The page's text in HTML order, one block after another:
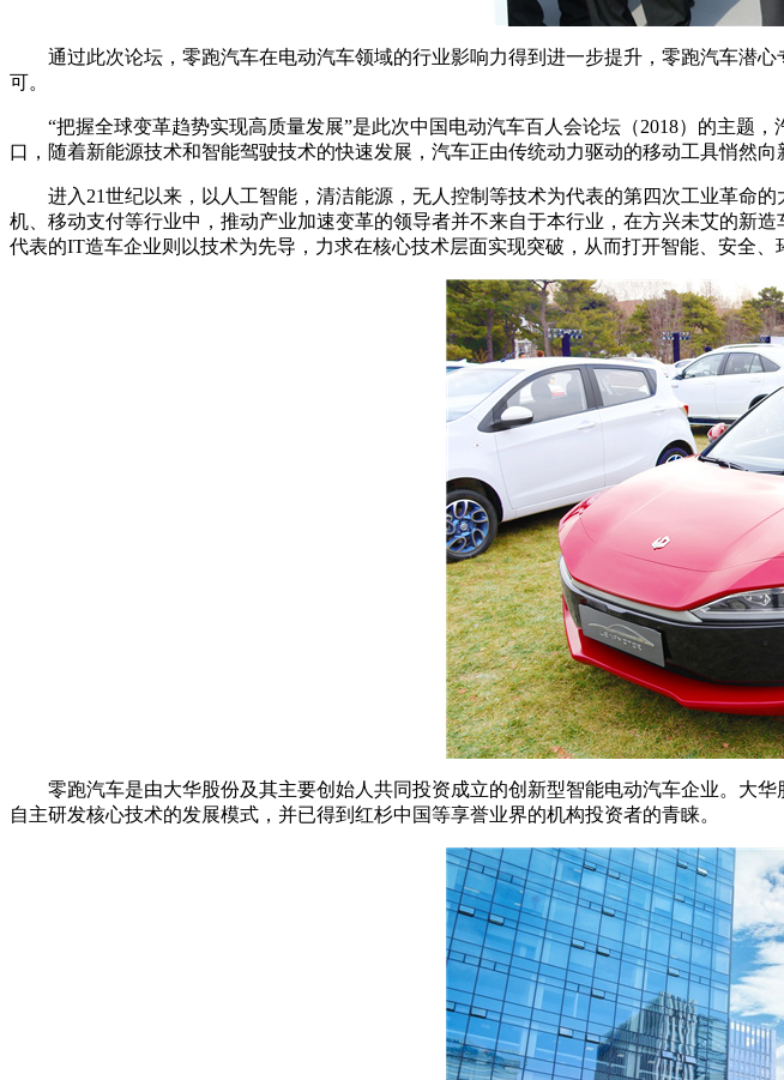
通过此次论坛，零跑汽车在电动汽车领域的行业影响力得到进一步提升，零跑汽车潜心
可。
“把握全球变革趋势实现高质量发展”是此次中国电动汽车百人会论坛（2018）的主题，
口，随着新能源技术和智能驾驶技术的快速发展，汽车正由传统动力驱动的移动工具悄然向
进入21世纪以来，以人工智能，清洁能源，无人控制等技术为代表的第四次工业革命
机、移动支付等行业中，推动产业加速变革的领导者并不来自于本行业，在方兴未艾的新
代表的IT造车企业则以技术为先导，力求在核心技术层面实现突破，从而打开智能、安全、
零跑汽车是由大华股份及其主要创始人共同投资成立的创新型智能电动汽车企业。大华
自主研发核心技术的发展模式，并已得到红杉中国等享誉业界的机构投资者的青睐。